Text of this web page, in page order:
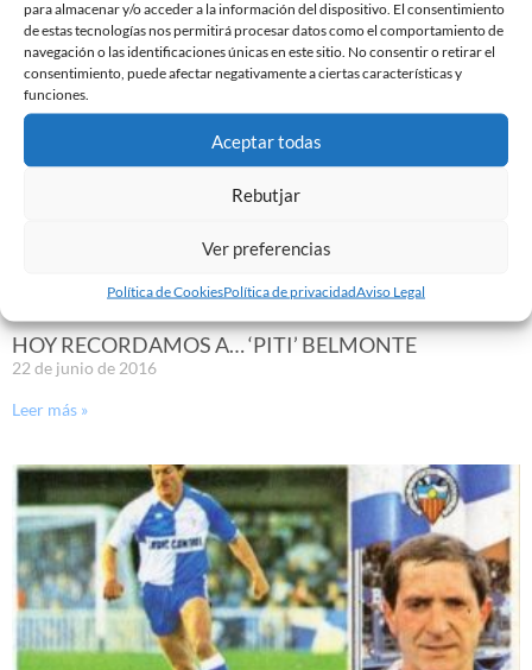
para almacenar y/o acceder a la información del dispositivo. El consentimiento
de estas tecnologías nos permitirá procesar datos como el comportamiento de
navegación o las identificaciones únicas en este sitio. No consentir o retirar el
consentimiento, puede afectar negativamente a ciertas características y
funciones.
Aceptar todas
Rebutjar
Ver preferencias
Política de CookiesPolítica de privacidadAviso Legal
HOY RECORDAMOS A… ‘PITI’ BELMONTE
22 de junio de 2016
Leer más »